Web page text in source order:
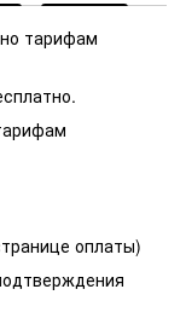
тарифам
оплаты)